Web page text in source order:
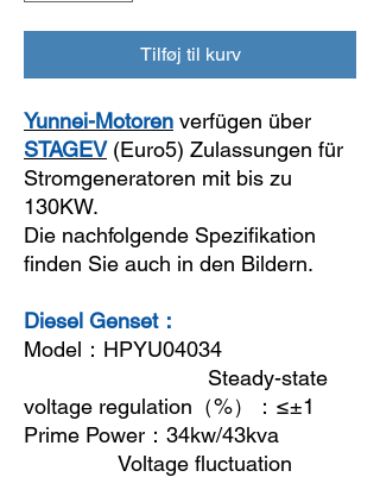
Tilføj til kurv
Yunnei-Motoren verfügen über
STAGEV(Euro5) Zulassungen für
Stromgeneratoren mit bis zu
130KW.
Die nachfolgende Spezifikation
finden Sie auch in den Bildern.
Diesel Genset：
Model ： HPYU04034
Steady-state
voltage regulation （%）： ≤±1
Prime Power ： 34kw/43kva
Voltage fluctuation